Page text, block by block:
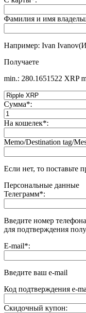
Фамилия и имя
Например: Ivan
Получаете
min.: 280.1651522 XRP
Сумма*:
На кошелек*:
Memo/Destination tag/
Если нет, то поставьте
Персональные данные
Телеграмм*:
Введите номер
для подтверждения
E-mail*:
Введите ваш e-mail
Код подтверждения e-
Скидочный купон: